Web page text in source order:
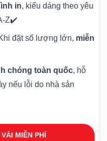
in, kiểu dáng theo yêu
Z✔️
đặt số lượng lớn, miễn
chóng toàn quốc, hỗ
nếu lỗi do nhà sản
MIỄN PHÍ